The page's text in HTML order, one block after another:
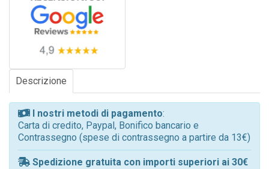
Descrizione
I nostri metodi di pagamento:
Carta di credito, Paypal, Bonifico bancario e
Contrassegno (spese di contrassegno a partire da 13€)
Spedizione gratuita con importi superiori ai 30€